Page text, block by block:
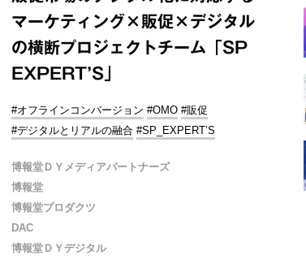
マーケティング×販促×デジタル
の横断プロジェクトチーム「SP
EXPERT’S」
#オフラインコンバージョン #OMO #販促
#デジタルとリアルの融合 #SP_EXPERT’S
博報堂ＤＹメディアパートナーズ
博報堂
博報堂プロダクツ
DAC
博報堂ＤＹデジタル